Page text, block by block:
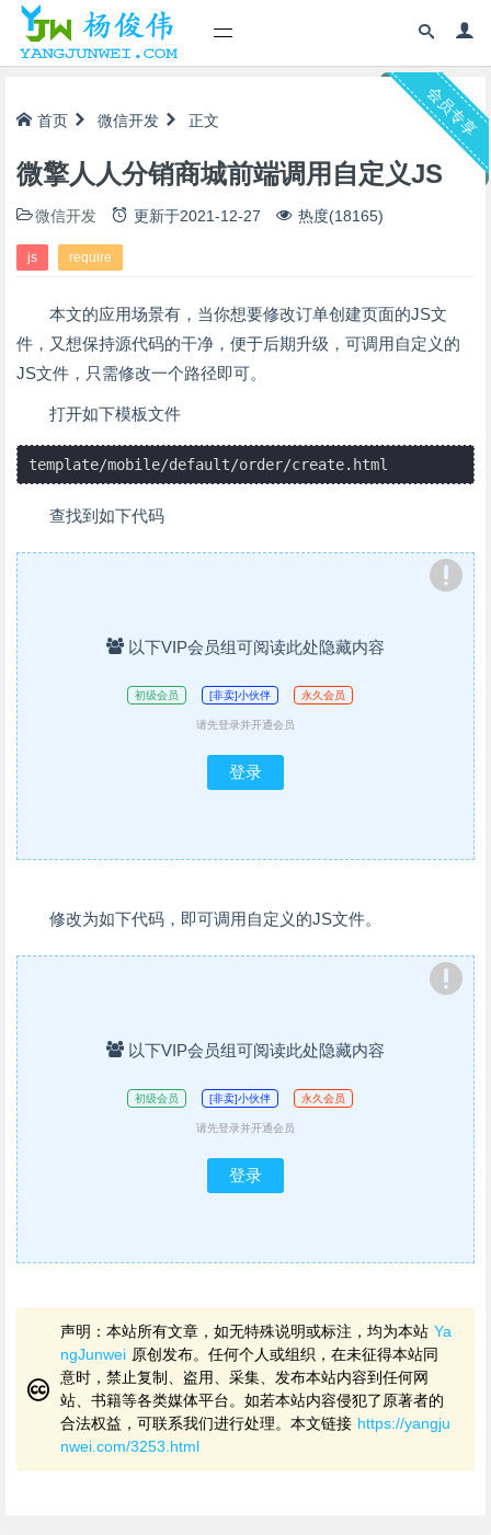
会员专享
首页 微信开发 正文
微擎人人分销商城前端调用自定义JS
微信开发 更新于2021-12-27 热度(18165)
js require
本文的应用场景有，当你想要修改订单创建页面的JS文
件，又想保持源代码的干净，便于后期升级，可调用自定义的
JS文件，只需修改一个路径即可。
打开如下模板文件
查找到如下代码
以下VIP会员组可阅读此处隐藏内容
初级会员 [非卖]小伙伴 永久会员
请先登录并开通会员
登录
修改为如下代码，即可调用自定义的JS文件。
以下VIP会员组可阅读此处隐藏内容
初级会员 [非卖]小伙伴 永久会员
请先登录并开通会员
登录
声明：本站所有文章，如无特殊说明或标注，均为本站 Ya
ngJunwei 原创发布。任何个人或组织，在未征得本站同
意时，禁止复制、盗用、采集、发布本站内容到任何网
站、书籍等各类媒体平台。如若本站内容侵犯了原著者的
合法权益，可联系我们进行处理。本文链接 https://yangju
nwei.com/3253.html